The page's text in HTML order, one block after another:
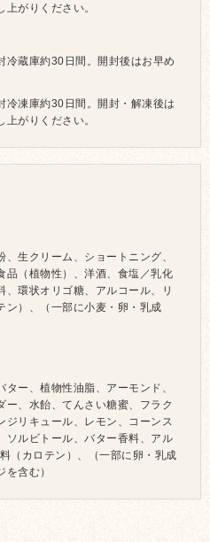
がりください。
冷蔵庫約30日間。開封後はお早め
冷凍庫約30日間。開封・解凍後は
がりください。
生クリーム、ショートニング、
品（植物性）、洋酒、食塩／乳化
環状オリゴ糖、アルコール、リ
ン）、（一部に小麦・卵・乳成
ー、植物性油脂、アーモンド、
ー、水飴、てんさい糖蜜、フラク
ジリキュール、レモン、コーンス
ソルビトール、バター香料、アル
（カロテン）、（一部に卵・乳成
含む）